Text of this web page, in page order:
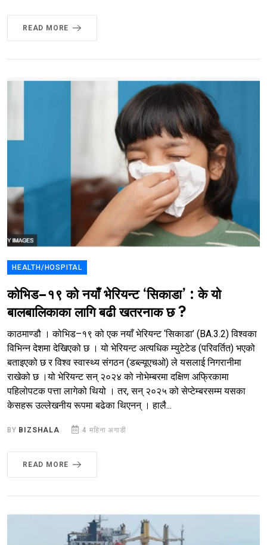
READ MORE
HEALTH/HOSPITAL
कोभिड–१९ को नयाँ भेरियन्ट ‘सिकाडा’ : के यो
बालबालिकाका लागि बढी खतरनाक छ ?
काठमाण्डौ । कोभिड–१९ को एक नयाँ भेरियन्ट ‘सिकाडा’ (BA.3.2) विश्वका
विभिन्न देशमा देखिएको छ । यो भेरियन्ट अत्यधिक म्युटेटेड (परिवर्तित) भएको
बताइएको छ र विश्व स्वास्थ्य संगठन (डब्ल्यूएचओ) ले यसलाई निगरानीमा
राखेको छ ।यो भेरियन्ट सन् २०२४ को नोभेम्बरमा दक्षिण अफ्रिकामा
पहिलोपटक पत्ता लागेको थियो । तर, सन् २०२५ को सेप्टेम्बरसम्म यसका
केसहरू उल्लेखनीय रूपमा बढेका थिएनन् । हालै...
BY BIZSHALA 4 महिना अगाडी
READ MORE